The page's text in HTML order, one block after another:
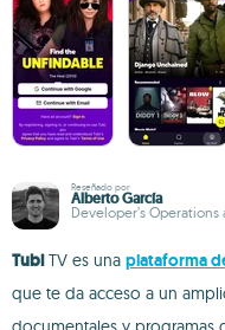
Reseñado por
Alberto García
Developer’s
TubiTV es una plataforma
que te da acceso a un